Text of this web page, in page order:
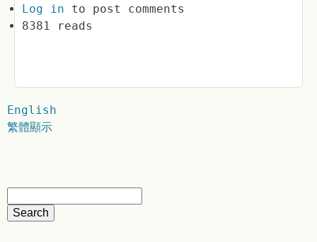
Log in to post comments
8381 reads
English
繁體顯示